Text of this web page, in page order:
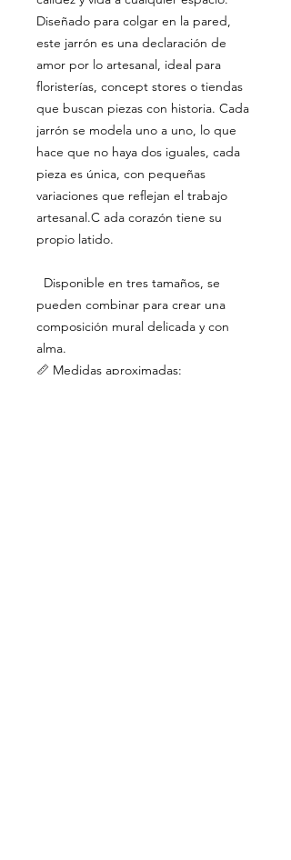
Diseñado para colgar en la pared,
este jarrón es una declaración de
amor por lo artesanal, ideal para
floristerías, concept stores o tiendas
que buscan piezas con historia. Cada
jarrón se modela uno a uno, lo que
hace que no haya dos iguales, cada
pieza es única, con pequeñas
variaciones que reflejan el trabajo
artesanal.C ada corazón tiene su
propio latido.
Disponible en tres tamaños, se
pueden combinar para crear una
composición mural delicada y con
alma.
📏 Medidas aproximadas: